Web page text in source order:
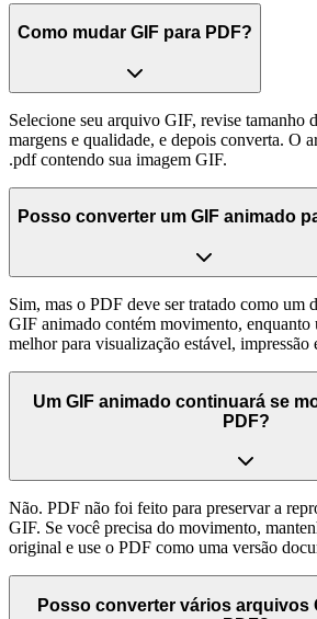
Como mudar GIF para PDF?
Selecione seu arquivo GIF, revise tamanho
margens e qualidade, e depois converta. O
.pdf contendo sua imagem GIF.
Posso converter um GIF animado
Sim, mas o PDF deve ser tratado como um
GIF animado contém movimento, enquanto
melhor para visualização estável, impressão
Um GIF animado continuará se
PDF?
Não. PDF não foi feito para preservar a
GIF. Se você precisa do movimento,
original e use o PDF como uma versão
Posso converter vários arquivos